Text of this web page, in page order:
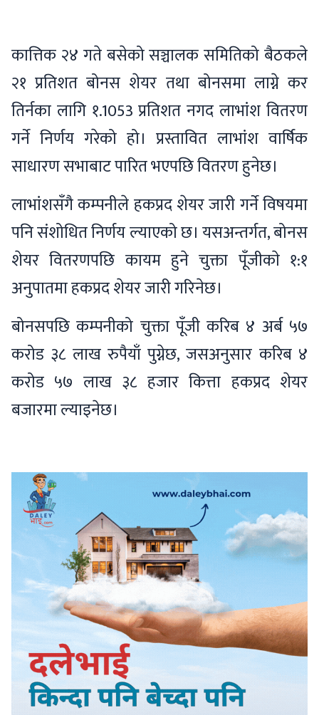
कात्तिक २४ गते बसेको सञ्चालक समितिको बैठकले
२१ प्रतिशत बोनस शेयर तथा बोनसमा लाग्ने कर
तिर्नका लागि १.1053 प्रतिशत नगद लाभांश वितरण
गर्ने निर्णय गरेको हो। प्रस्तावित लाभांश वार्षिक
साधारण सभाबाट पारित भएपछि वितरण हुनेछ।
लाभांशसँगै कम्पनीले हकप्रद शेयर जारी गर्ने विषयमा
पनि संशोधित निर्णय ल्याएको छ। यसअन्तर्गत, बोनस
शेयर वितरणपछि कायम हुने चुक्ता पूँजीकाे १:१
अनुपातमा हकप्रद शेयर जारी गरिनेछ।
बोनसपछि कम्पनीको चुक्ता पूँजी करिब ४ अर्ब ५७
करोड ३८ लाख रुपैयाँ पुग्नेछ, जसअनुसार करिब ४
करोड ५७ लाख ३८ हजार कित्ता हकप्रद शेयर
बजारमा ल्याइनेछ।